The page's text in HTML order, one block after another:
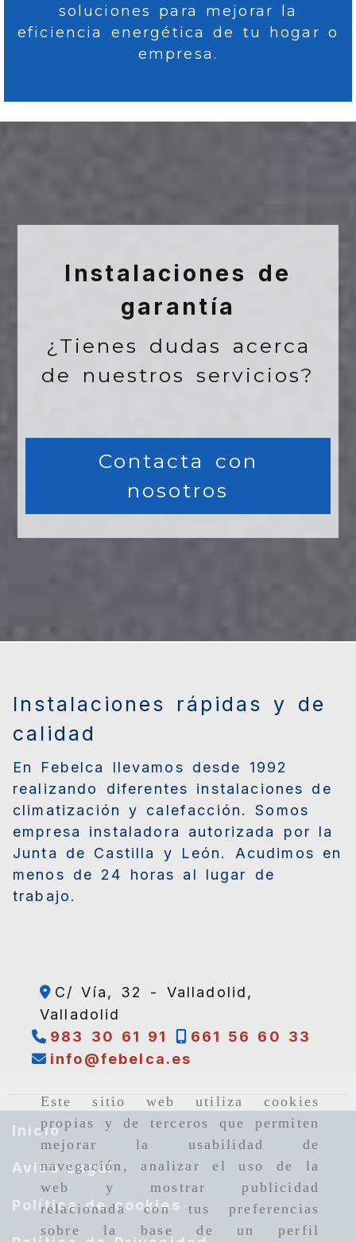
Este sitio web utiliza cookies
propias y de terceros que permiten
mejorar la usabilidad de
navegación, analizar el uso de la
web y mostrar publicidad
relacionada con tus preferencias
sobre la base de un perfil
soluciones para mejorar la
eficiencia energética de tu hogar o
empresa.
Instalaciones de
garantía
¿Tienes dudas acerca
de nuestros servicios?
Contacta con
nosotros
Instalaciones rápidas y de
calidad
En Febelca llevamos desde 1992
realizando diferentes instalaciones de
climatización y calefacción. Somos
empresa instaladora autorizada por la
Junta de Castilla y León. Acudimos en
menos de 24 horas al lugar de
trabajo.
C/ Vía, 32 - Valladolid,
Valladolid
983 30 61 91
661 56 60 33
info
febelca.es
Inicio
Aviso Legal
Política de cookies